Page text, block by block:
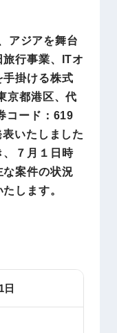
アジアを舞台
行事業、ITオ
手掛ける株式
京都港区、代
コード：619
いたしました
、７月１日時
な案件の状況
します。
日